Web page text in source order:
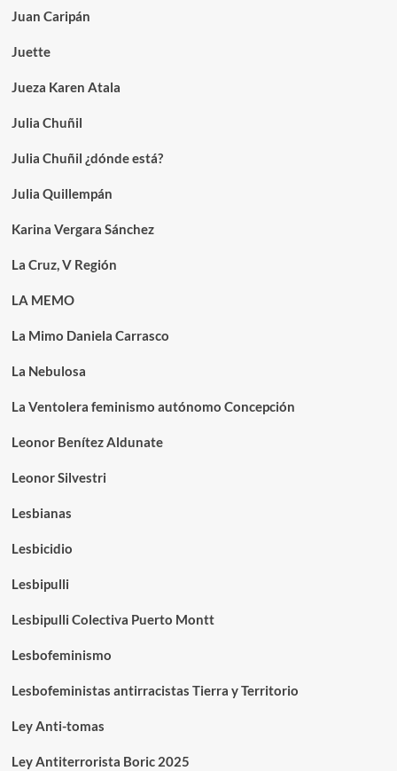
Juan Caripán
Juette
Jueza Karen Atala
Julia Chuñil
Julia Chuñil ¿dónde está?
Julia Quillempán
Karina Vergara Sánchez
La Cruz, V Región
LA MEMO
La Mimo Daniela Carrasco
La Nebulosa
La Ventolera feminismo autónomo Concepción
Leonor Benítez Aldunate
Leonor Silvestri
Lesbianas
Lesbicidio
Lesbipulli
Lesbipulli Colectiva Puerto Montt
Lesbofeminismo
Lesbofeministas antirracistas Tierra y Territorio
Ley Anti-tomas
Ley Antiterrorista Boric 2025